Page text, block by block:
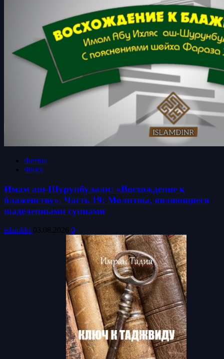
Фетвы
Фикх
Имам аш-Шурунбулали: «Восхождение к
блаженству». Часть 19: Молитвы, являющиеся
выделенными суннами
islamkbr 03.08.2026 0